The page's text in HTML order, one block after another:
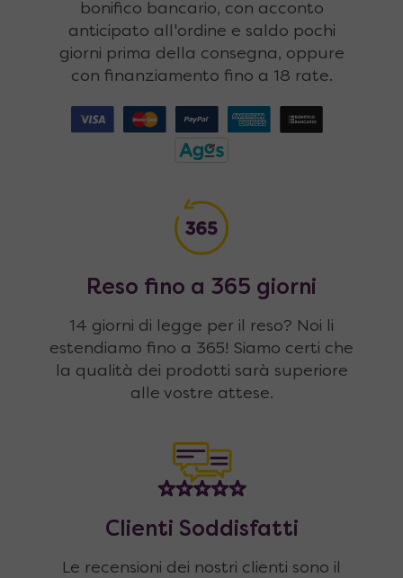
bonifico bancario, con acconto
anticipato all'ordine e saldo pochi
giorni prima della consegna, oppure
con finanziamento fino a 18 rate.
Reso fino a 365 giorni
14 giorni di legge per il reso? Noi li
estendiamo fino a 365! Siamo certi che
la qualità dei prodotti sarà superiore
alle vostre attese.
Clienti Soddisfatti
Le recensioni dei nostri clienti sono il